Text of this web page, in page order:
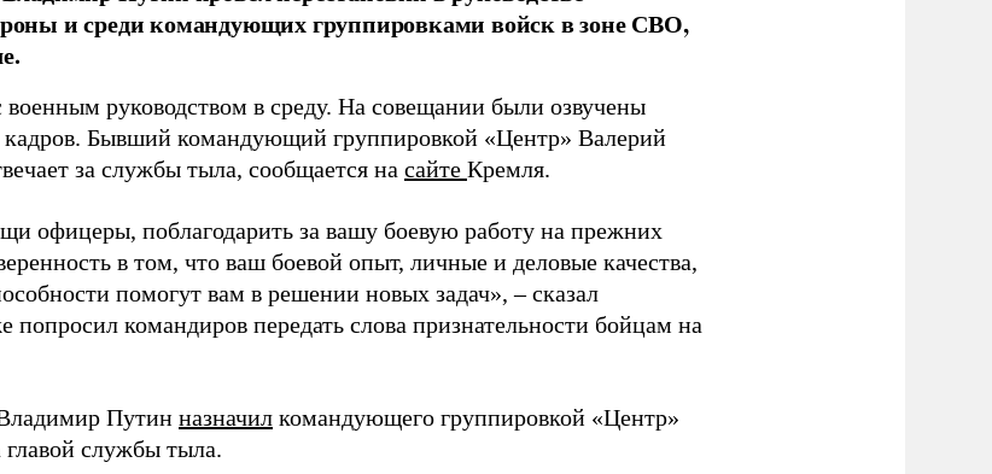
и среди командующих группировками войск в зоне СВО,
военным руководством в среду. На совещании были озвучены
Бывший командующий группировкой «Центр» Валерий
за службы тыла, сообщается на сайте Кремля.
офицеры, поблагодарить за вашу боевую работу на прежних
в том, что ваш боевой опыт, личные и деловые качества,
помогут вам в решении новых задач», – сказал
попросил командиров передать слова признательности бойцам на
Путин назначил командующего группировкой «Центр»
службы тыла.